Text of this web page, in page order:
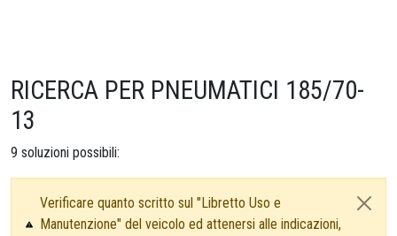
RICERCA PER PNEUMATICI 185/70-
13
9 soluzioni possibili:
Verificare quanto scritto sul "Libretto Uso e
Manutenzione" del veicolo ed attenersi alle indicazioni,